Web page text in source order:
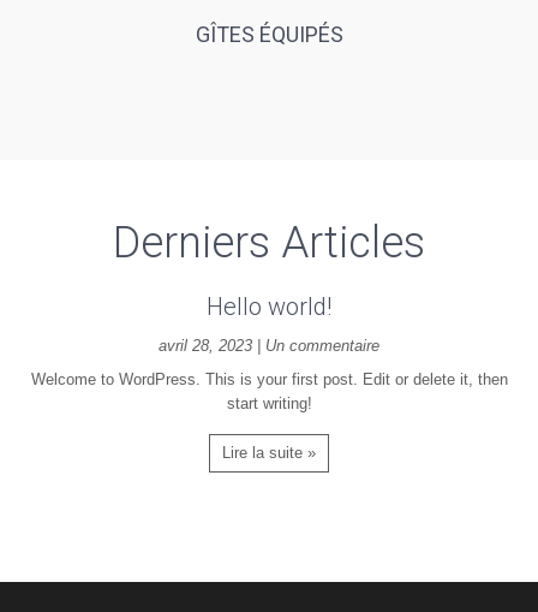
GÎTES ÉQUIPÉS
Derniers Articles
Hello world!
avril 28, 2023 | Un commentaire
Welcome to WordPress. This is your first post. Edit or delete it, then
start writing!
Lire la suite »